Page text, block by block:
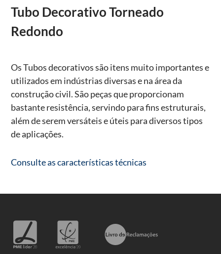
Tubo Decorativo Torneado
Redondo
Os Tubos decorativos são itens muito importantes e
utilizados em indústrias diversas e na área da
construção civil. São peças que proporcionam
bastante resistência, servindo para fins estruturais,
além de serem versáteis e úteis para diversos tipos
de aplicações.
Consulte as características técnicas